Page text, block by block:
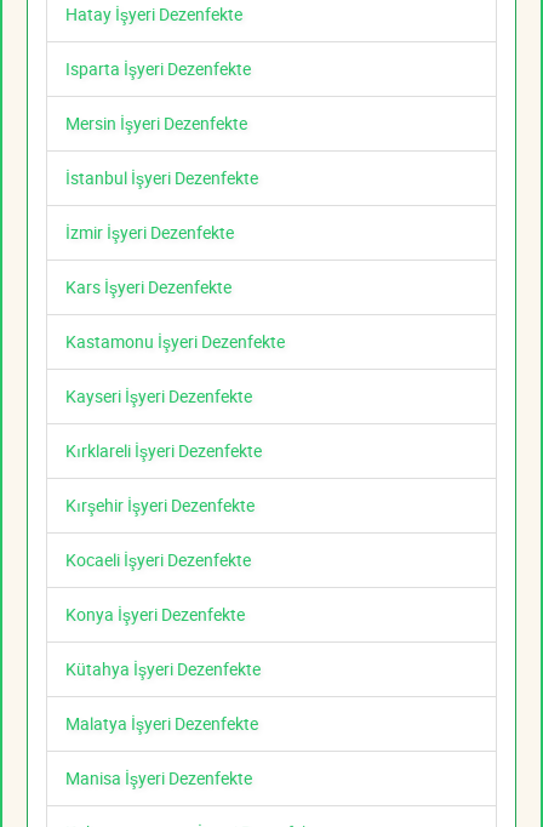
Hatay İşyeri Dezenfekte
Isparta İşyeri Dezenfekte
Mersin İşyeri Dezenfekte
İstanbul İşyeri Dezenfekte
İzmir İşyeri Dezenfekte
Kars İşyeri Dezenfekte
Kastamonu İşyeri Dezenfekte
Kayseri İşyeri Dezenfekte
Kırklareli İşyeri Dezenfekte
Kırşehir İşyeri Dezenfekte
Kocaeli İşyeri Dezenfekte
Konya İşyeri Dezenfekte
Kütahya İşyeri Dezenfekte
Malatya İşyeri Dezenfekte
Manisa İşyeri Dezenfekte